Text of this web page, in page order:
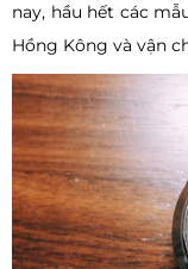
nay, hầu hết các
Hồng Kông và vận